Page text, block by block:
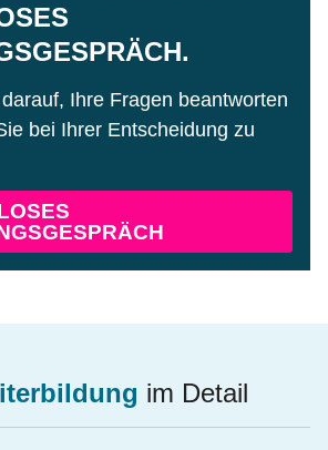
Ihre Fragen beantworten
bei Ihrer Entscheidung zu
im Detail